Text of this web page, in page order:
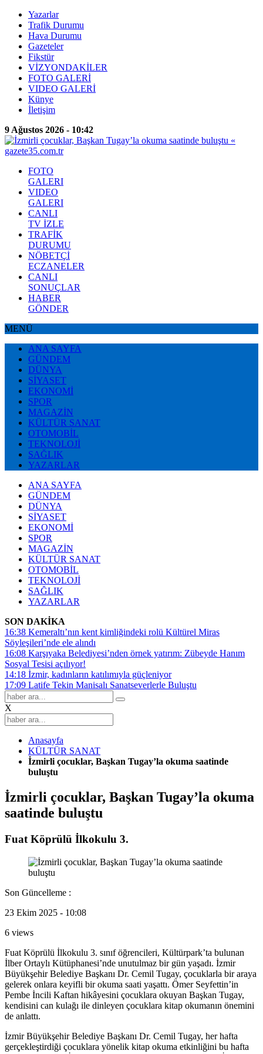
Yazarlar
Trafik Durumu
Hava Durumu
Gazeteler
Fikstür
VİZYONDAKİLER
FOTO GALERİ
VIDEO GALERİ
Künye
İletişim
9 Ağustos 2026 - 10:42
FOTO
GALERI
VIDEO
GALERI
CANLI
TV İZLE
TRAFİK
DURUMU
NÖBETÇİ
ECZANELER
CANLI
SONUÇLAR
HABER
GÖNDER
MENÜ
ANA SAYFA
GÜNDEM
DÜNYA
SİYASET
EKONOMİ
SPOR
MAGAZİN
KÜLTÜR SANAT
OTOMOBİL
TEKNOLOJİ
SAĞLIK
YAZARLAR
ANA SAYFA
GÜNDEM
DÜNYA
SİYASET
EKONOMİ
SPOR
MAGAZİN
KÜLTÜR SANAT
OTOMOBİL
TEKNOLOJİ
SAĞLIK
YAZARLAR
SON DAKİKA
16:38 Kemeraltı’nın kent kimliğindeki rolü Kültürel Miras
Söyleşileri’nde ele alındı
16:08 Karşıyaka Belediyesi’nden örnek yatırım: Zübeyde Hanım
Sosyal Tesisi açılıyor!
14:18 İzmir, kadınların katılımıyla güçleniyor
17:09 Latife Tekin Manisalı Sanatseverlerle Buluştu
X
Anasayfa
KÜLTÜR SANAT
İzmirli çocuklar, Başkan Tugay’la okuma saatinde
buluştu
İzmirli çocuklar, Başkan Tugay’la okuma
saatinde buluştu
Fuat Köprülü İlkokulu 3.
Son Güncelleme :
23 Ekim 2025 - 10:08
6 views
Fuat Köprülü İlkokulu 3. sınıf öğrencileri, Kültürpark’ta bulunan
İlber Ortaylı Kütüphanesi’nde unutulmaz bir gün yaşadı. İzmir
Büyükşehir Belediye Başkanı Dr. Cemil Tugay, çocuklarla bir araya
gelerek onlara keyifli bir okuma saati yaşattı. Ömer Seyfettin’in
Pembe İncili Kaftan hikâyesini çocuklara okuyan Başkan Tugay,
kendisini can kulağı ile dinleyen çocuklara kitap okumanın önemini
de anlattı.
İzmir Büyükşehir Belediye Başkanı Dr. Cemil Tugay, her hafta
gerçekleştirdiği çocuklara yönelik kitap okuma etkinliğini bu hafta